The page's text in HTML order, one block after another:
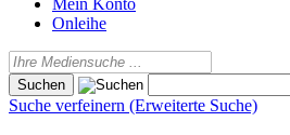
Mein Konto
Onleihe
Suche verfeinern (Erweiterte Suche)